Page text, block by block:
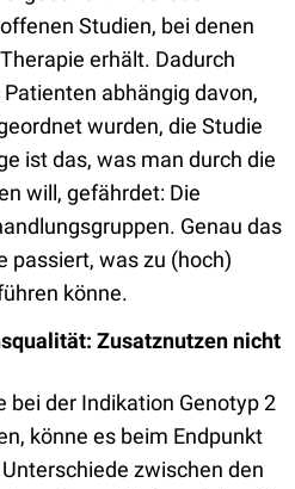
Studien, bei denen
erhält. Dadurch
abhängig davon,
wurden, die Studie
ist das, was man durch die
will, gefährdet: Die
Genau das
passiert, was zu (hoch)
könne.
Zusatznutzen nicht
bei der Indikation Genotyp 2
könne es beim Endpunkt
zwischen den